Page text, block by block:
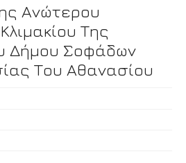
Ανώτερου
Της
Δήμου Σοφάδων
Του Αθανασίου